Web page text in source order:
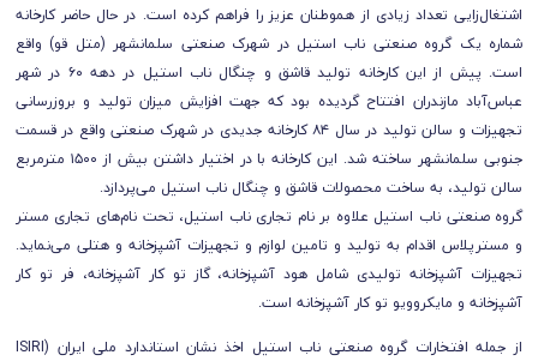
اشتغال‌زایی تعداد زیادی از هموطنان عزیز را فراهم کرده است. در حال حاضر کارخانه
شماره یک گروه صنعتی ناب استیل در شهرک صنعتی سلمانشهر (متل قو) واقع
است. پیش از این کارخانه تولید قاشق و چنگال ناب استیل در دهه ۶۰ در شهر
عباس‌آباد مازندران افتتاح گردیده بود که جهت افزایش میزان تولید و بروزرسانی
تجهیزات و سالن تولید در سال ۸۴ کارخانه جدیدی در شهرک صنعتی واقع در قسمت
جنوبی سلمانشهر ساخته شد. این کارخانه با در اختیار داشتن بیش از ۱۵۰۰ مترمربع
سالن تولید، به ساخت محصولات قاشق و چنگال ناب استیل می‌پردازد.
گروه صنعتی ناب استیل علاوه بر نام تجاری ناب استیل، تحت نام‌های تجاری مستر
و مسترپلاس اقدام به تولید و تامین لوازم و تجهیزات آشپزخانه و هتلی می‌نماید.
تجهیزات آشپزخانه تولیدی شامل هود آشپزخانه، گاز تو کار آشپزخانه، فر تو کار
آشپزخانه و مایکروویو تو کار آشپزخانه است.
از جمله افتخارات گروه صنعتی ناب استیل اخذ نشان استاندارد ملی ایران (ISIRI